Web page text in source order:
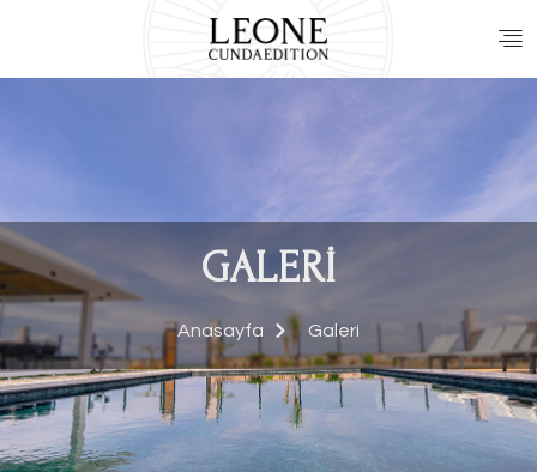
GALERI
Anasayfa Galeri